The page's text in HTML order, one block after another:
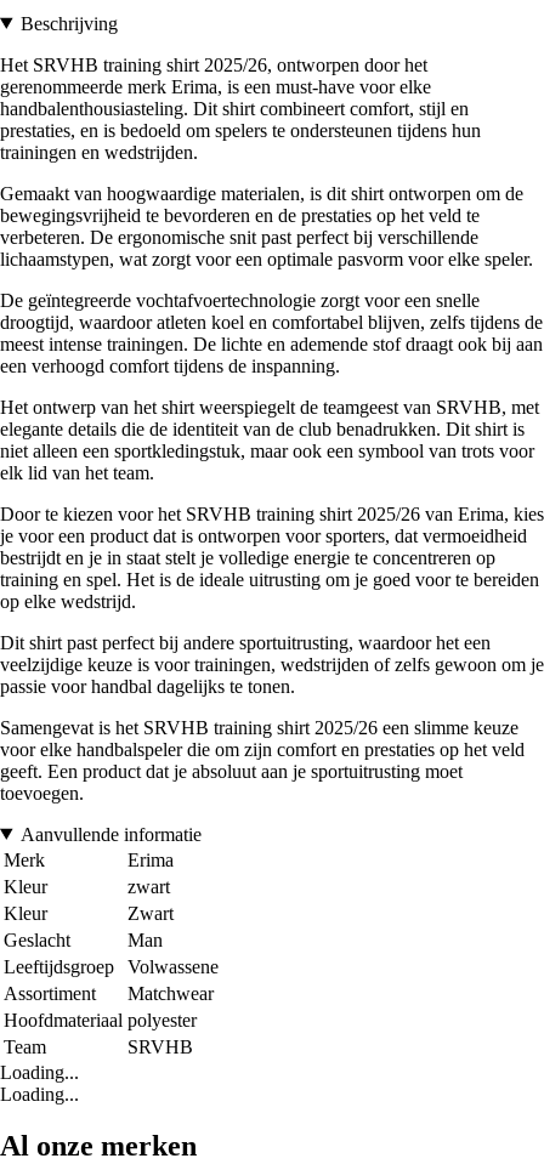
Beschrijving
Het SRVHB training shirt 2025/26, ontworpen door het
gerenommeerde merk Erima, is een must-have voor elke
handbalenthousiasteling. Dit shirt combineert comfort, stijl en
prestaties, en is bedoeld om spelers te ondersteunen tijdens hun
trainingen en wedstrijden.
Gemaakt van hoogwaardige materialen, is dit shirt ontworpen om de
bewegingsvrijheid te bevorderen en de prestaties op het veld te
verbeteren. De ergonomische snit past perfect bij verschillende
lichaamstypen, wat zorgt voor een optimale pasvorm voor elke speler.
De geïntegreerde vochtafvoertechnologie zorgt voor een snelle
droogtijd, waardoor atleten koel en comfortabel blijven, zelfs tijdens de
meest intense trainingen. De lichte en ademende stof draagt ook bij aan
een verhoogd comfort tijdens de inspanning.
Het ontwerp van het shirt weerspiegelt de teamgeest van SRVHB, met
elegante details die de identiteit van de club benadrukken. Dit shirt is
niet alleen een sportkledingstuk, maar ook een symbool van trots voor
elk lid van het team.
Door te kiezen voor het SRVHB training shirt 2025/26 van Erima, kies
je voor een product dat is ontworpen voor sporters, dat vermoeidheid
bestrijdt en je in staat stelt je volledige energie te concentreren op
training en spel. Het is de ideale uitrusting om je goed voor te bereiden
op elke wedstrijd.
Dit shirt past perfect bij andere sportuitrusting, waardoor het een
veelzijdige keuze is voor trainingen, wedstrijden of zelfs gewoon om je
passie voor handbal dagelijks te tonen.
Samengevat is het SRVHB training shirt 2025/26 een slimme keuze
voor elke handbalspeler die om zijn comfort en prestaties op het veld
geeft. Een product dat je absoluut aan je sportuitrusting moet
toevoegen.
Aanvullende informatie
Merk
Erima
Kleur
zwart
Kleur
Zwart
Geslacht
Man
Leeftijdsgroep
Volwassene
Assortiment
Matchwear
Hoofdmateriaal polyester
Team
SRVHB
Loading...
Loading...
Al onze merken